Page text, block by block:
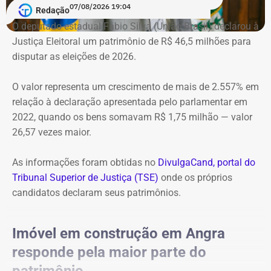
vale originalmente — Foto: REprodução/Google Maps.
O apartamento que vai à leilão fica na Avenida Pasteu e
tem cerca de 101 metros quadrados. O imóvel se
Baía de Guanabara.
A Caixa Econômica tentou intimar pessoalmente o ex-
dias 5, 6 e 7 de novembro de 2025, concedendo o prazo
legal para regularização da dívida. Posteriormente, a
propriedade foi consolidada em nome da Caixa em 30 de
Redação07/08/2026 19:04
O deputado estadual Fábio Silva (União Brasil) declarou à
Justiça Eleitoral um patrimônio de R$ 46,5 milhões para
disputar as eleições de 2026.
O valor representa um crescimento de mais de 2.557% em
relação à declaração apresentada pelo parlamentar em
2022, quando os bens somavam R$ 1,75 milhão — valor
26,57 vezes maior.
As informações foram obtidas no DivulgaCand, portal do
Tribunal Superior de Justiça (TSE) onde os próprios
candidatos declaram seus patrimônios.
Imóvel em construção em Angra
responde pela maior parte do